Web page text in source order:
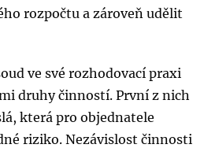
rozpočtu a zároveň udělit
ve své rozhodovací praxi
druhy činností. První z nich
která pro objednatele
riziko. Nezávislost činnosti